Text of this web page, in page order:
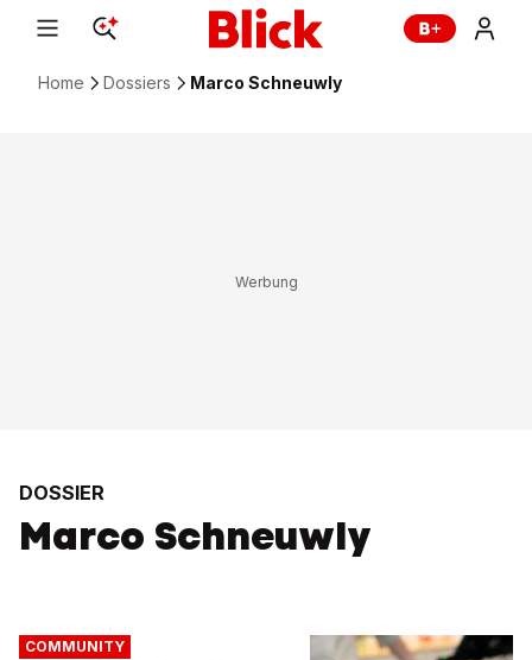
Home Dossiers Marco Schneuwly
DOSSIER
Marco Schneuwly
COMMUNITY